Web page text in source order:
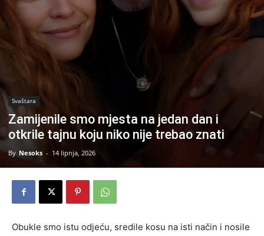
Svaštara
Zamijenile smo mjesta na jedan dan i
otkrile tajnu koju niko nije trebao znati
By Nesoks - 14 lipnja, 2026
Obukle smo istu odjeću, sredile kosu na isti način i nosile